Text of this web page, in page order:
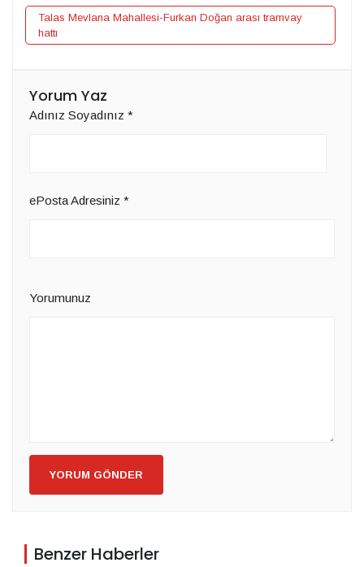
Talas Mevlana Mahallesi-Furkan Doğan arası tramvay
hattı
Yorum Yaz
Adınız Soyadınız *
ePosta Adresiniz *
Yorumunuz
YORUM GÖNDER
Benzer Haberler